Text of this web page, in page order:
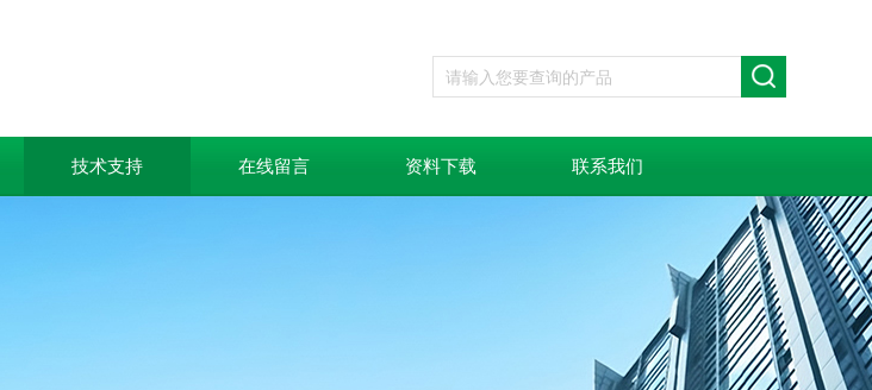
技术支持 在线留言 资料下载 联系我们